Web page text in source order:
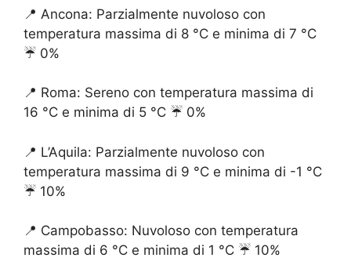
📍 Ancona: Parzialmente nuvoloso con
temperatura massima di 8 °C e minima di 7 °C
☔️ 0%
📍 Roma: Sereno con temperatura massima di
16 °C e minima di 5 °C ☔️ 0%
📍 L’Aquila: Parzialmente nuvoloso con
temperatura massima di 9 °C e minima di -1 °C
☔️ 10%
📍 Campobasso: Nuvoloso con temperatura
massima di 6 °C e minima di 1 °C ☔️ 10%